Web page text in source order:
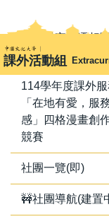
到
主
要
內
課外活動組
📢器材室搬遷相
事項📢
114學年度課外
「在地有愛，服
感」四格漫畫創
競賽
社團一覽(即)
🚧社團導航(建置